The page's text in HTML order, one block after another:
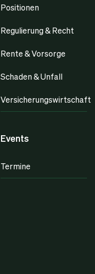
Positionen
Regulierung & Recht
Rente & Vorsorge
Schaden & Unfall
Versicherungswirtschaft
Events
Termine